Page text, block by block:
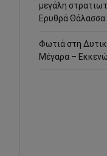
μεγάλη
Ερυθρά Θάλασσα
Φωτιά στη
Μέγαρα –